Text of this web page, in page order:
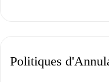
Politiques